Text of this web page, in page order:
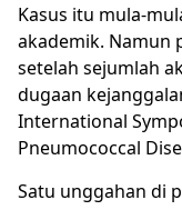
Kasus itu mula-
akademik. Namun
setelah sejumlah
dugaan
International
Pneumococcal
Satu unggahan di